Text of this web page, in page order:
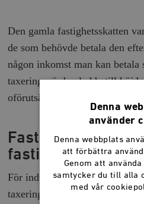
Den gamla fastighetsskatten
de som behövde betala den
någon inkomst man kan betala
taxeringsvärden ledde till
oförutsägbart sätt.
Fastighetsskatt
fastigheter
För industrifastigheter är
taxeringsvärdet och för andra
Denna
använder
Denna webbplats
att förbättra
Genom att
samtycker du till alla
med vår